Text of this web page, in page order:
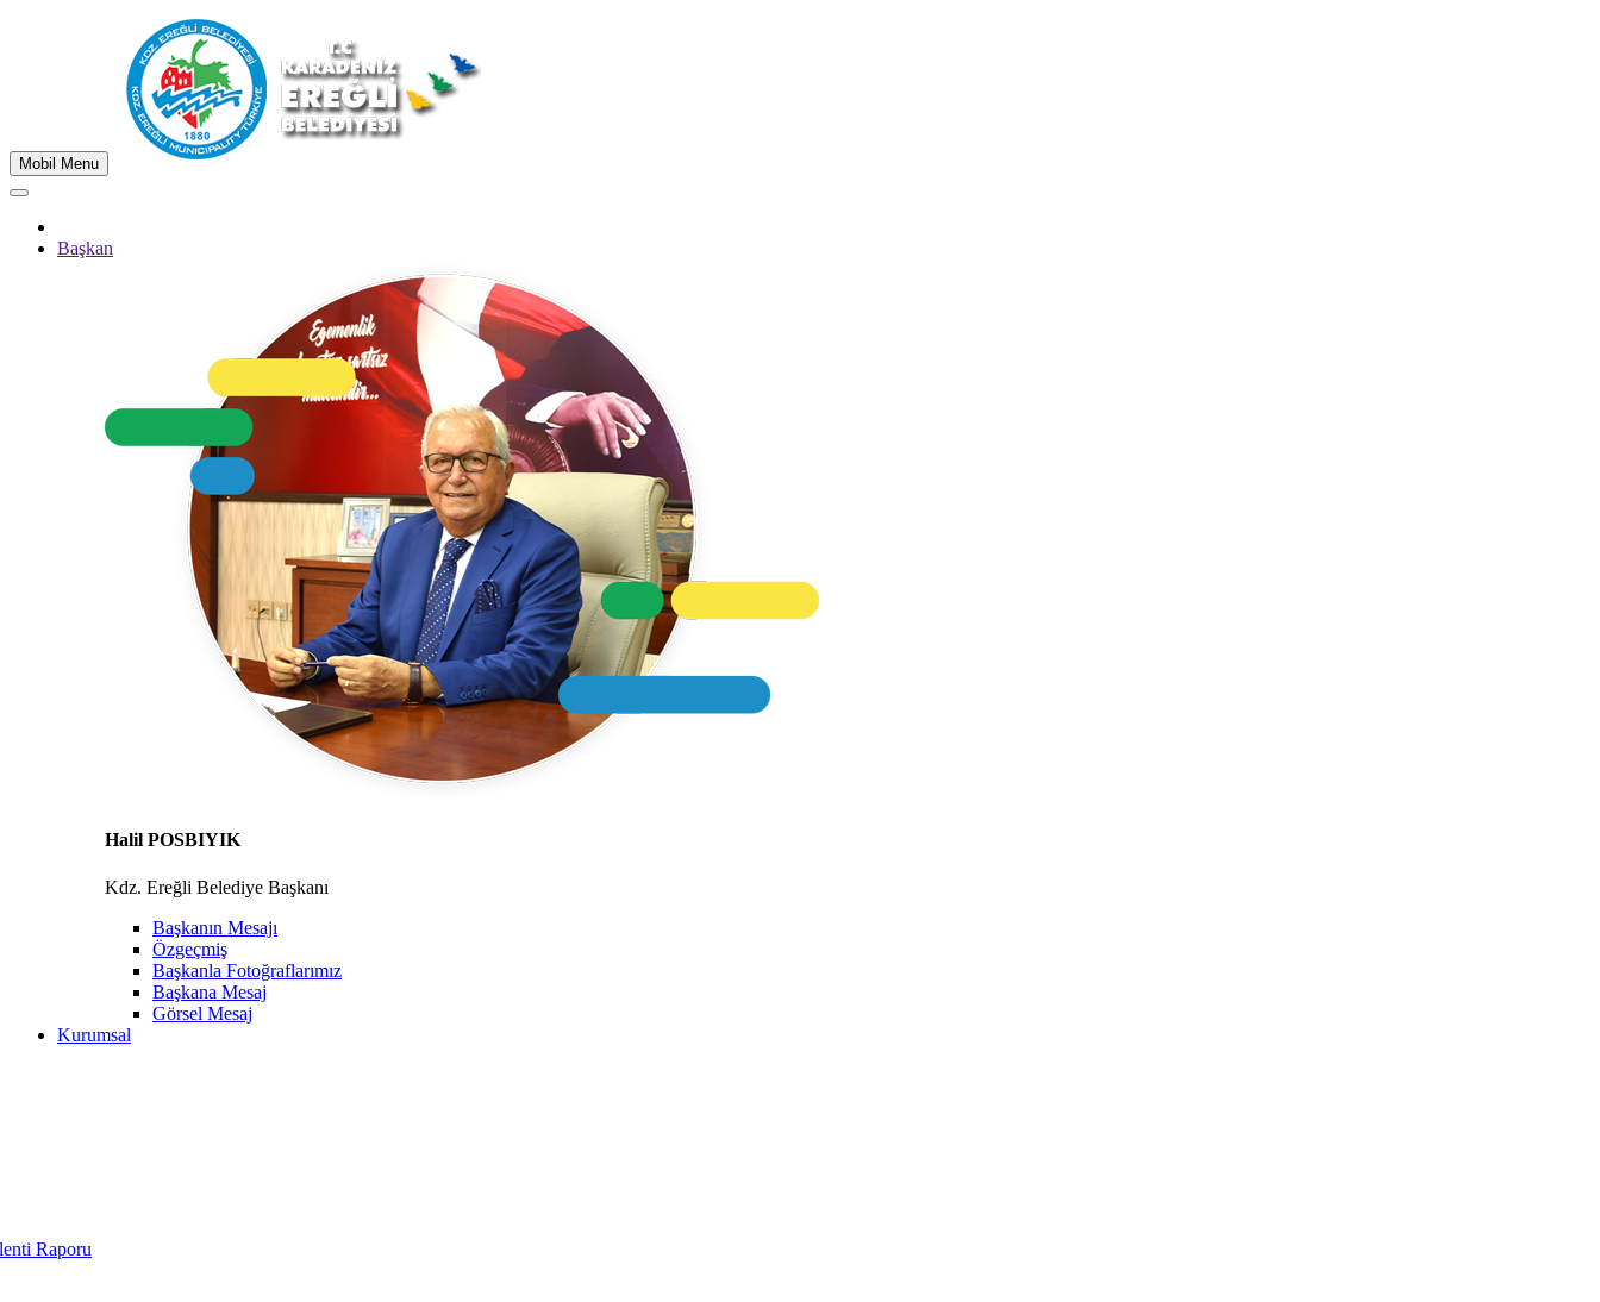
Mobil Menu
Başkan
Halil POSBIYIK
Kdz. Ereğli Belediye Başkanı
Başkanın Mesajı
Özgeçmiş
Başkanla Fotoğraflarımız
Başkana Mesaj
Görsel Mesaj
Kurumsal
Raporu